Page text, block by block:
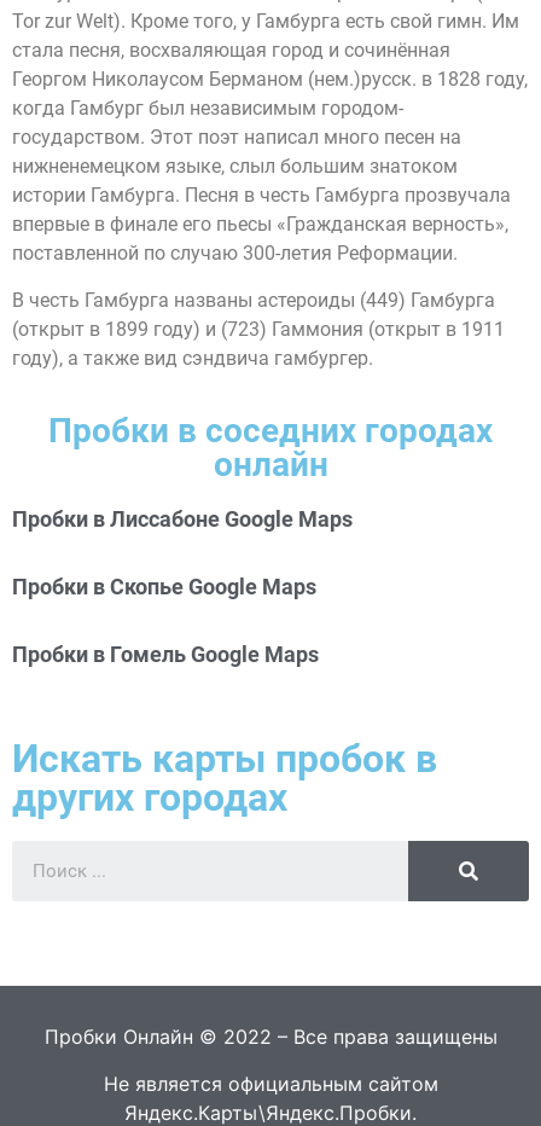
Tor zur Welt). Кроме того, у Гамбурга есть свой гимн. Им
стала песня, восхваляющая город и сочинённая
Георгом Николаусом Берманом (нем.)русск. в 1828 году,
когда Гамбург был независимым городом-
государством. Этот поэт написал много песен на
нижненемецком языке, слыл большим знатоком
истории Гамбурга. Песня в честь Гамбурга прозвучала
впервые в финале его пьесы «Гражданская верность»,
поставленной по случаю 300-летия Реформации.
В честь Гамбурга названы астероиды (449) Гамбурга
(открыт в 1899 году) и (723) Гаммония (открыт в 1911
году), а также вид сэндвича гамбургер.
Пробки в соседних городах
онлайн
Пробки в Лиссабоне Google Maps
Пробки в Скопье Google Maps
Пробки в Гомель Google Maps
Искать карты пробок в
других городах
Пробки Онлайн © 2022 – Все права защищены
Не является официальным сайтом
Яндекс.Карты\Яндекс.Пробки.